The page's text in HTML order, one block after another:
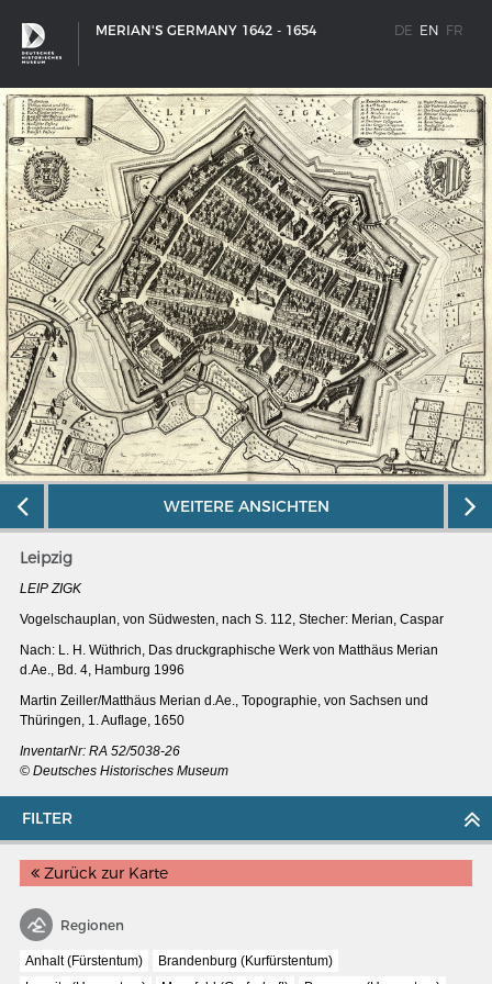
MERIAN'S GERMANY 1642 - 1654 DE EN FR
SHIP TYPES
Milestones in the history of European shipbuilding
MERIAN'S GERMANY 1642 - 1654
Interaktive Karte
Image gallery
FILTER
Zurück zur Karte
Regionen
Anhalt (Fürstentum)
Brandenburg (Kurfürstentum)
WEITERE ANSICHTEN
Leipzig
LEIP ZIGK
Vogelschauplan, von Südwesten, nach S. 112, Stecher: Merian, Caspar
Nach: L. H. Wüthrich, Das druckgraphische Werk von Matthäus Merian
d.Ae., Bd. 4, Hamburg 1996
Martin Zeiller/Matthäus Merian d.Ae., Topographie, von Sachsen und
Thüringen, 1. Auflage, 1650
InventarNr: RA 52/5038-26
© Deutsches Historisches Museum